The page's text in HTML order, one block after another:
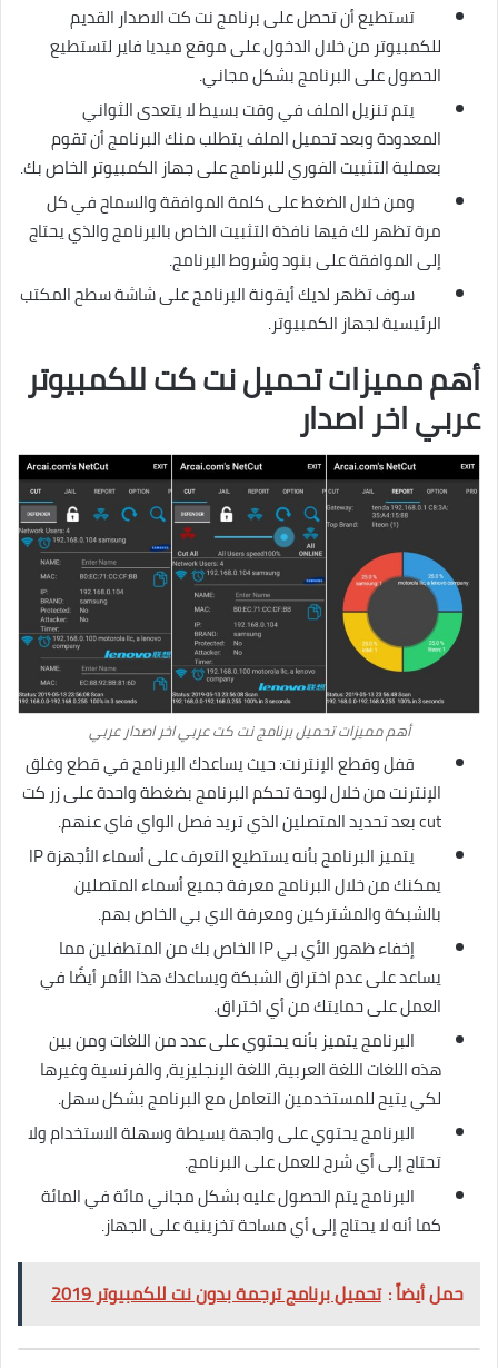
تستطيع أن تحصل على برنامج نت كت الاصدار القديم
للكمبيوتر من خلال الدخول على موقع ميديا فاير لتستطيع
الحصول على البرنامج بشكل مجاني.
يتم تنزيل الملف في وقت بسيط لا يتعدى الثواني
المعدودة وبعد تحميل الملف يتطلب منك البرنامج أن تقوم
بعملية التثبيت الفوري للبرنامج على جهاز الكمبيوتر الخاص بك.
ومن خلال الضغط على كلمة الموافقة والسماح في كل
مرة تظهر لك فيها نافذة التثبيت الخاص بالبرنامج والذي يحتاج
إلى الموافقة على بنود وشروط البرنامج.
سوف تظهر لديك أيقونة البرنامج على شاشة سطح المكتب
الرئيسية لجهاز الكمبيوتر.
أهم مميزات تحميل نت كت للكمبيوتر
عربي اخر اصدار
أهم مميزات تحميل برنامج نت كت عربي اخر اصدار عربي
قفل وقطع الإنترنت: حيث يساعدك البرنامج في قطع وغلق
الإنترنت من خلال لوحة تحكم البرنامج بضغطة واحدة على زر كت
cut بعد تحديد المتصلين الذي تريد فصل الواي فاي عنهم.
يتميز البرنامج بأنه يستطيع التعرف على أسماء الأجهزة IP
يمكنك من خلال البرنامج معرفة جميع أسماء المتصلين
بالشبكة والمشتركين ومعرفة الاي بي الخاص بهم.
إخفاء ظهور الأي بي IP الخاص بك من المتطفلين مما
يساعد على عدم اختراق الشبكة ويساعدك هذا الأمر أيضًا في
العمل على حمايتك من أي اختراق.
البرنامج يتميز بأنه يحتوي على عدد من اللغات ومن بين
هذه اللغات اللغة العربية, اللغة الإنجليزية, والفرنسية وغيرها
لكي يتيح للمستخدمين التعامل مع البرنامج بشكل سهل.
البرنامج يحتوي على واجهة بسيطة وسهلة الاستخدام ولا
تحتاج إلى أي شرح للعمل على البرنامج.
البرنامج يتم الحصول عليه بشكل مجاني مائة في المائة
كما أنه لا يحتاج إلى أي مساحة تخزينية على الجهاز.
حمل أيضاً : تحميل برنامج ترجمة بدون نت للكمبيوتر 2019